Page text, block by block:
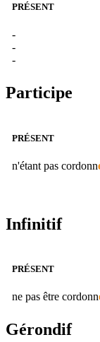
PRÉSENT
-
-
-
Participe
PRÉSENT
n'étant pas cordonn
Infinitif
PRÉSENT
ne pas être cordonn
Gérondif